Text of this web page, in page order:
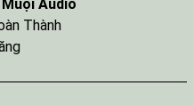
Audio
Thành